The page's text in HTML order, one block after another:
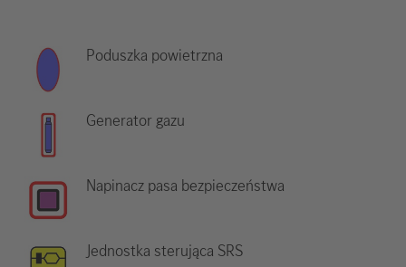
Poduszka powietrzna
Generator gazu
Napinacz pasa bezpieczeństwa
Jednostka sterująca SRS